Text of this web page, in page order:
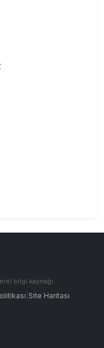
bilgi kaynağı.
Site Haritası